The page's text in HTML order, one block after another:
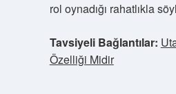
rol oynadığı rahatlıkla
Tavsiyeli Bağlantılar:
Özelliği Midir